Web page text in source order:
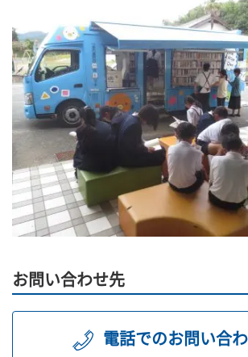
お問い合わせ先
電話でのお問い合